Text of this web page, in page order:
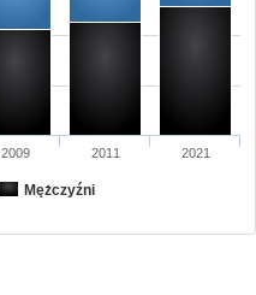
Mężczyźni
2009 2011 2021